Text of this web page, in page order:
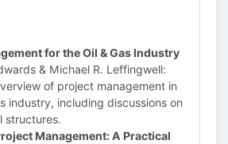
for the Oil & Gas Industry
& Michael R. Leffingwell:
of project management in
industry, including discussions on
structures.
Management: A Practical